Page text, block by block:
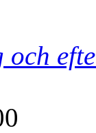
och